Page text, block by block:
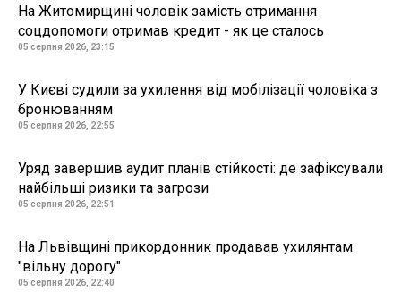
На Житомирщині чоловік замість отримання
соцдопомоги отримав кредит - як це сталось
05 серпня 2026, 23:15
У Києві судили за ухилення від мобілізації чоловіка з
бронюванням
05 серпня 2026, 22:55
Уряд завершив аудит планів стійкості: де зафіксували
найбільші ризики та загрози
05 серпня 2026, 22:51
На Львівщині прикордонник продавав ухилянтам
"вільну дорогу"
05 серпня 2026, 22:40